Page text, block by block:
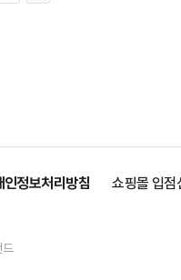
인정보처리방침 쇼핑몰 입점
드